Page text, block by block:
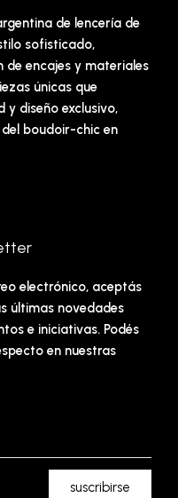
de lencería de
sofisticado,
de encajes y materiales
únicas que
y diseño exclusivo,
boudoir-chic en
electrónico, aceptás
últimas novedades
e iniciativas. Podés
en nuestras
suscribirse